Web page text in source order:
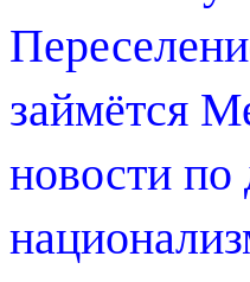
займётся
новости